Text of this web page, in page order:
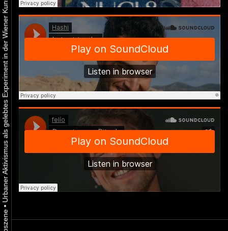
•
Urbaner Aktivismus als gelebtes Experiment in der Wiener Kunst-, Musik und Clubszene